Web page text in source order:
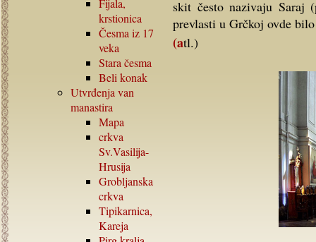
Fijala,
krstionica
Česma iz 17
veka
Stara česma
Beli konak
Utvrđenja van
manastira
Mapa
crkva
Sv.Vasilija-
Hrusija
Grobljanska
crkva
Tipikarnica,
Kareja
skit često nazivaju Saraj
prevlasti u Grčkoj ovde
(atl.)